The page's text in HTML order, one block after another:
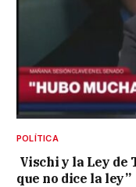
POLÍTICA
Vischi y la Ley de
que no dice la ley”